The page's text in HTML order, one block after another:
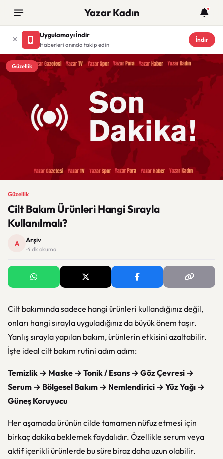
Yazar Kadın
Uygulamayı İndir
Haberleri anında takip edin
İndir
Güzellik
Güzellik
Cilt Bakım Ürünleri Hangi Sırayla
Kullanılmalı?
A Arşiv
· 4 dk okuma
Cilt bakımında sadece hangi ürünleri kullandığınız değil,
onları hangi sırayla uyguladığınız da büyük önem taşır.
Yanlış sırayla yapılan bakım, ürünlerin etkisini azaltabilir.
İşte ideal cilt bakım rutini adım adım:
Temizlik → Maske → Tonik / Esans → Göz Çevresi →
Serum → Bölgesel Bakım → Nemlendirici → Yüz Yağı →
Güneş Koruyucu
Her aşamada ürünün cilde tamamen nüfuz etmesi için
birkaç dakika beklemek faydalıdır. Özellikle serum veya
aktif içerikli ürünlerde bu süre biraz daha uzun olabilir.